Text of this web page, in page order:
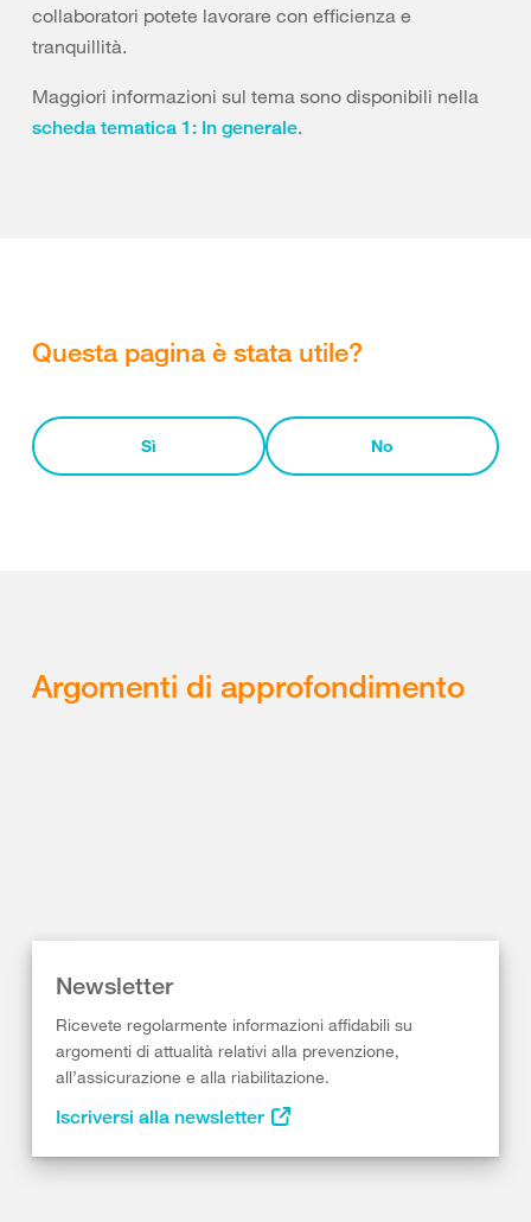
collaboratori potete lavorare con efficienza e
tranquillità.
Maggiori informazioni sul tema sono disponibili nella
scheda tematica 1: In generale.
Questa pagina è stata utile?
Sì No
Argomenti di approfondimento
Newsletter
Ricevete regolarmente informazioni affidabili su
argomenti di attualità relativi alla prevenzione,
all’assicurazione e alla riabilitazione.
Iscriversi alla newsletter